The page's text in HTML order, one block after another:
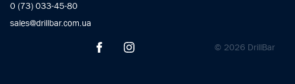
0 (73) 033-45-80
sales@drillbar.com.ua
© 2026 DrillBar